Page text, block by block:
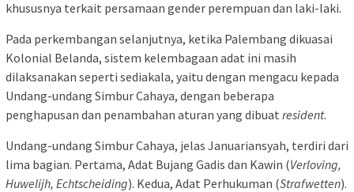
khususnya terkait persamaan gender perempuan dan laki-laki.
Pada perkembangan selanjutnya, ketika Palembang dikuasai
Kolonial Belanda, sistem kelembagaan adat ini masih
dilaksanakan seperti sediakala, yaitu dengan mengacu kepada
Undang-undang Simbur Cahaya, dengan beberapa
penghapusan dan penambahan aturan yang dibuat resident.
Undang-undang Simbur Cahaya, jelas Januariansyah, terdiri dari
lima bagian. Pertama, Adat Bujang Gadis dan Kawin (Verloving,
Huwelijh, Echtscheiding). Kedua, Adat Perhukuman (Strafwetten).